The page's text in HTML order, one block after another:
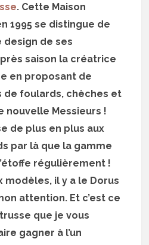
. Cette Maison
1995 se distingue de
de ses
saison la créatrice
en proposant de
de foulards, chèches et
nouvelle Messieurs !
de plus en plus aux
par là que la gamme
régulièrement !
modèles, il y a le Dorus
attention. Et c’est ce
que je vous
gagner à l’un